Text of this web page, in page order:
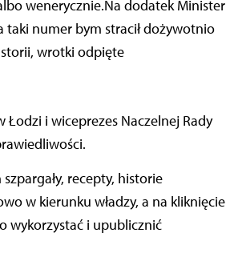
taki numer bym stracił dożywotnio
wrotki odpięte
Łodzi i wiceprezes Naczelnej Rady
w kierunku władzy, a na kliknięcie
wykorzystać i upublicznić